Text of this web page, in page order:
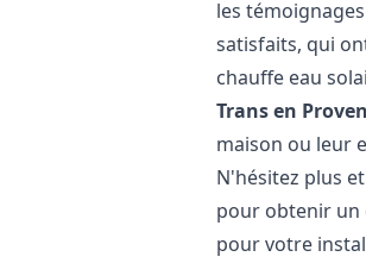
les
satisfaits, qui
chauffe eau
Trans en
maison ou leur
N'hésitez plus
pour obtenir un
pour votre